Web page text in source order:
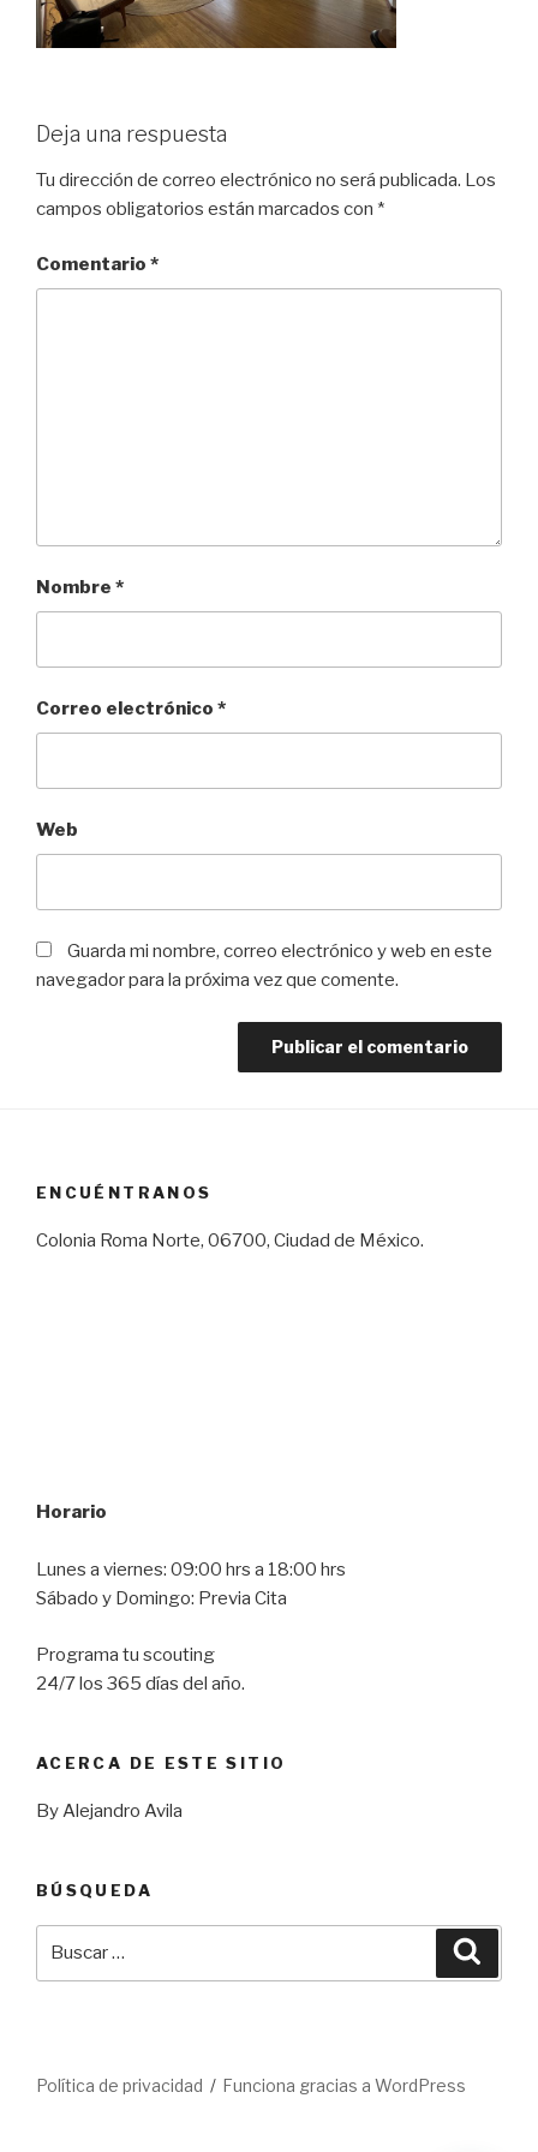
Deja una respuesta
Tu dirección de correo electrónico no será publicada. Los
campos obligatorios están marcados con *
Comentario *
Nombre *
Correo electrónico *
Web
Guarda mi nombre, correo electrónico y web en este
navegador para la próxima vez que comente.
ENCUÉNTRANOS
Colonia Roma Norte, 06700, Ciudad de México.
Horario
Lunes a viernes: 09:00 hrs a 18:00 hrs
Sábado y Domingo: Previa Cita
Programa tu scouting
24/7 los 365 días del año.
ACERCA DE ESTE SITIO
By Alejandro Avila
BÚSQUEDA
Política de privacidad Funciona gracias a WordPress